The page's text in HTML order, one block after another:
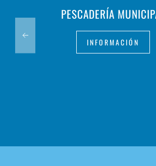
PESCADERÍA
INFORMACIÓN